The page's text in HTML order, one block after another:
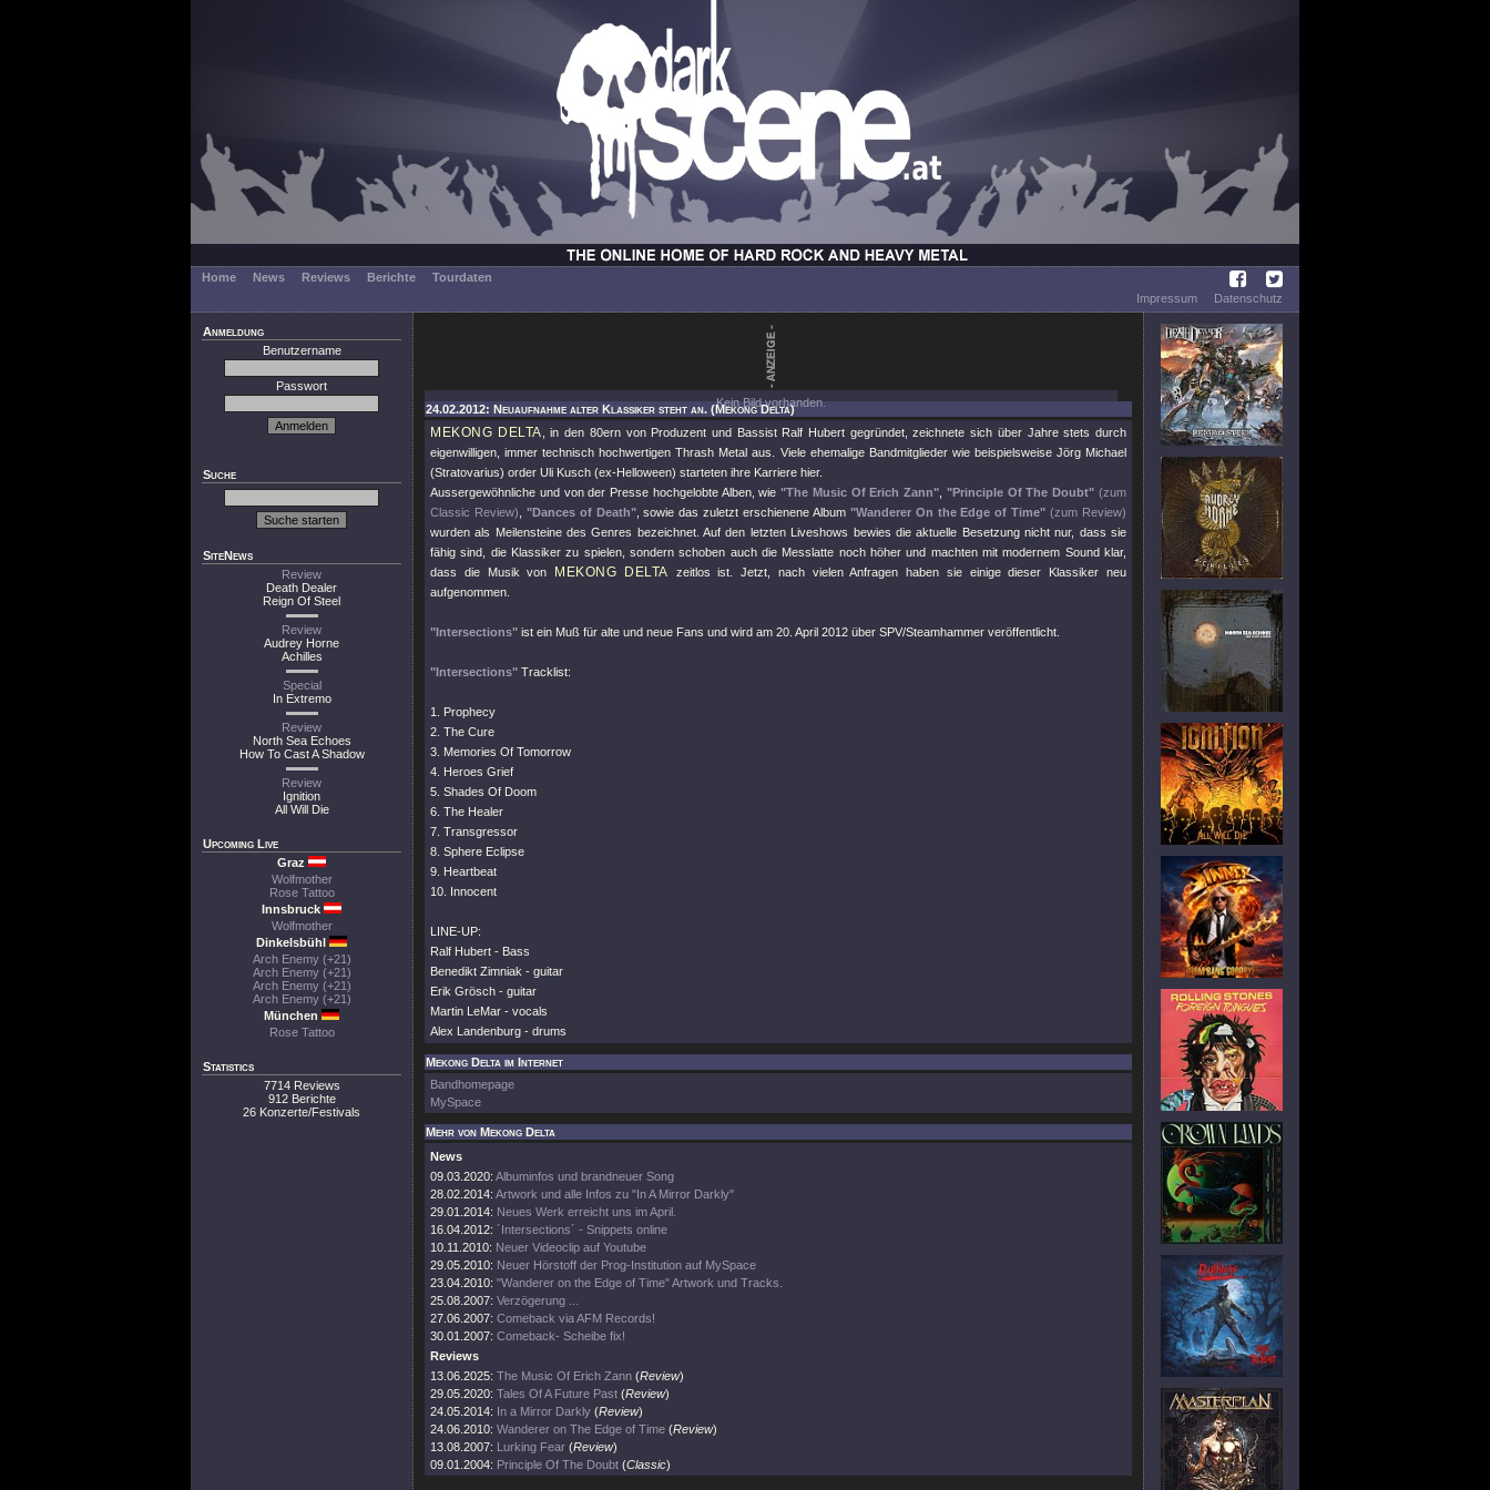
Home News Reviews Berichte
Tourdaten
Impressum
Datenschutz
Anmeldung
Benutzername
Passwort
Suche
SiteNews
Review
Death Dealer
Reign Of Steel
Review
Audrey Horne
Achilles
Special
In Extremo
Review
North Sea Echoes
How To Cast A Shadow
Review
Ignition
All Will Die
Upcoming Live
Graz
Wolfmother
Rose Tattoo
Innsbruck
Wolfmother
Dinkelsbühl
Arch Enemy (+21)
Arch Enemy (+21)
Arch Enemy (+21)
Arch Enemy (+21)
München
Rose Tattoo
Statistics
7714 Reviews
912 Berichte
26 Konzerte/Festivals
Kein Bild vorhanden.
24.02.2012: Neuaufnahme alter Klassiker steht an. (Mekong Delta)
MEKONG DELTA , in den 80ern von Produzent und Bassist Ralf Hubert gegründet, zeichnete sich über Jahre stets durch
eigenwilligen, immer technisch hochwertigen Thrash Metal aus. Viele ehemalige Bandmitglieder wie beispielsweise Jörg Michael
(Stratovarius) order Uli Kusch (ex-Helloween) starteten ihre Karriere hier.
Aussergewöhnliche und von der Presse hochgelobte Alben, wie"The Music Of Erich Zann" "Principle Of The Doubt" (zum
Classic Review)
"Dances of Death", sowie das zuletzt erschienene Album "Wanderer On the Edge of Time" (zum Review)
wurden als Meilensteine des Genres bezeichnet. Auf den letzten Liveshows bewies die aktuelle Besetzung nicht nur, dass sie
fähig sind, die Klassiker zu spielen, sondern schoben auch die Messlatte noch höher und machten mit modernem Sound klar,
dass die Musik von
MEKONG DELTA zeitlos ist. Jetzt, nach vielen Anfragen haben sie einige dieser Klassiker neu
aufgenommen.
"Intersections" ist ein Muß für alte und neue Fans und wird am 20. April 2012 über SPV/Steamhammer veröffentlicht.
"Intersections" Tracklist:
1. Prophecy
2. The Cure
3. Memories Of Tomorrow
4. Heroes Grief
5. Shades Of Doom
6. The Healer
7. Transgressor
8. Sphere Eclipse
9. Heartbeat
10. Innocent
LINE-UP:
Ralf Hubert - Bass
Benedikt Zimniak - guitar
Erik Grösch - guitar
Martin LeMar - vocals
Alex Landenburg - drums
Mekong Delta im Internet
Bandhomepage
MySpace
Mehr von Mekong Delta
News
09.03.2020: Albuminfos und brandneuer Song
28.02.2014: Artwork und alle Infos zu "In A Mirror Darkly"
29.01.2014: Neues Werk erreicht uns im April.
16.04.2012: ´Intersections´ - Snippets online
10.11.2010: Neuer Videoclip auf Youtube
29.05.2010: Neuer Hörstoff der Prog-Institution auf MySpace
23.04.2010: "Wanderer on the Edge of Time" Artwork und Tracks.
25.08.2007: Verzögerung ...
27.06.2007: Comeback via AFM Records!
30.01.2007: Comeback- Scheibe fix!
Reviews
13.06.2025: The Music Of Erich Zann (Review)
29.05.2020: Tales Of A Future Past (Review)
24.05.2014: In a Mirror Darkly (Review)
24.06.2010: Wanderer on The Edge of Time (Review)
13.08.2007: Lurking Fear (Review)
09.01.2004: Principle Of The Doubt (Classic)